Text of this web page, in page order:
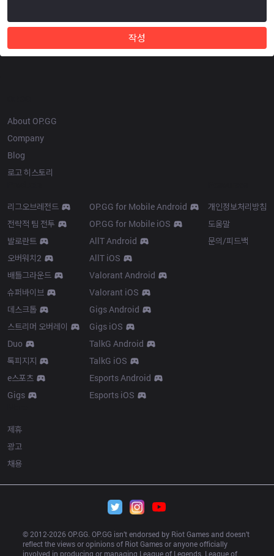
작성
About OP.GG
Company
Blog
로고 히스토리
리그오브레전드
전략적 팀 전투
발로란트
오버워치2
배틀그라운드
슈퍼바이브
데스크톱
스트리머 오버레이
Duo
톡피지지
e스포츠
Gigs
OP.GG for Mobile Android
OP.GG for Mobile iOS
AllT Android
AllT iOS
Valorant Android
Valorant iOS
Gigs Android
Gigs iOS
TalkG Android
TalkG iOS
Esports Android
Esports iOS
개인정보처리방침
도움말
문의/피드백
제휴
광고
채용
© 2012-2026 OP.GG. OP.GG isn’t endorsed by Riot Games and doesn’t
reflect the views or opinions of Riot Games or anyone officially
involved in producing or managing League of Legends. League of